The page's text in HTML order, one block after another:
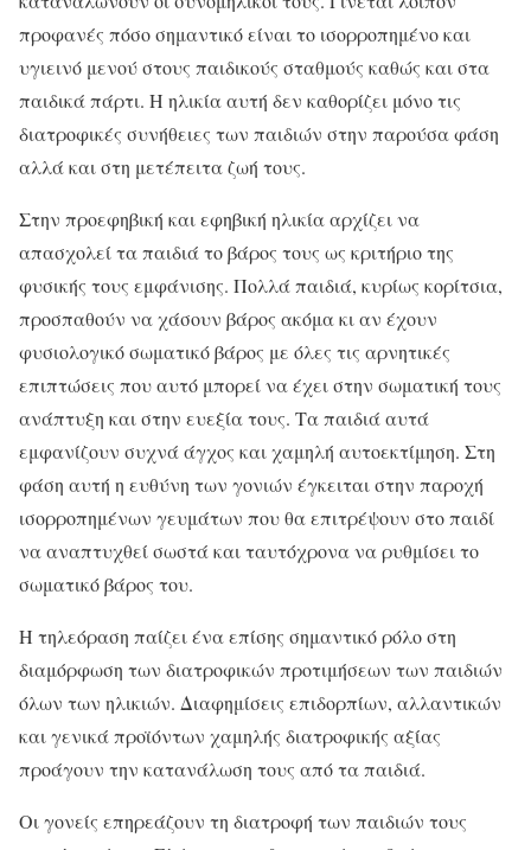
προφανές πόσο σημαντικό είναι το ισορροπημένο και
υγιεινό μενού στους παιδικούς σταθμούς καθώς και στα
παιδικά πάρτι. Η ηλικία αυτή δεν καθορίζει μόνο τις
διατροφικές συνήθειες των παιδιών στην παρούσα φάση
αλλά και στη μετέπειτα ζωή τους.
Στην προεφηβική και εφηβική ηλικία αρχίζει να
απασχολεί τα παιδιά το βάρος τους ως κριτήριο της
φυσικής τους εμφάνισης. Πολλά παιδιά, κυρίως κορίτσια,
προσπαθούν να χάσουν βάρος ακόμα κι αν έχουν
φυσιολογικό σωματικό βάρος με όλες τις αρνητικές
επιπτώσεις που αυτό μπορεί να έχει στην σωματική τους
ανάπτυξη και στην ευεξία τους. Τα παιδιά αυτά
εμφανίζουν συχνά άγχος και χαμηλή αυτοεκτίμηση. Στη
φάση αυτή η ευθύνη των γονιών έγκειται στην παροχή
ισορροπημένων γευμάτων που θα επιτρέψουν στο παιδί
να αναπτυχθεί σωστά και ταυτόχρονα να ρυθμίσει το
σωματικό βάρος του.
Η τηλεόραση παίζει ένα επίσης σημαντικό ρόλο στη
διαμόρφωση των διατροφικών προτιμήσεων των παιδιών
όλων των ηλικιών. Διαφημίσεις επιδορπίων, αλλαντικών
και γενικά προϊόντων χαμηλής διατροφικής αξίας
προάγουν την κατανάλωση τους από τα παιδιά.
Οι γονείς επηρεάζουν τη διατροφή των παιδιών τους